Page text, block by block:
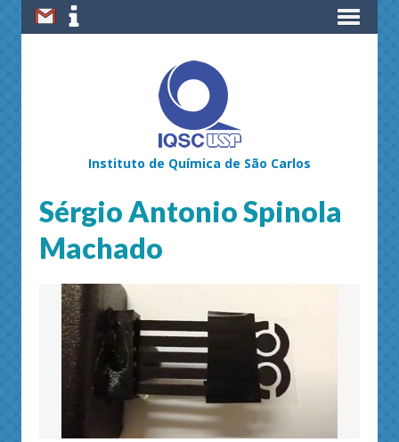
Instituto de Química de São Carlos
Sérgio Antonio Spinola
Machado